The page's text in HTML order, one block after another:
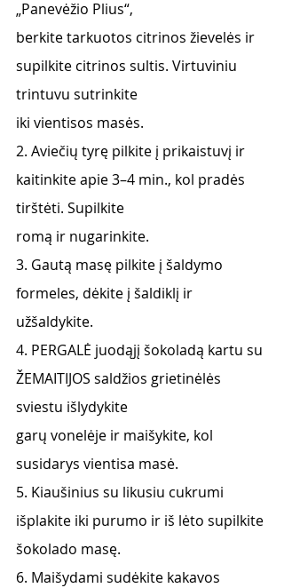
„Panevėžio Plius“,
berkite tarkuotos citrinos žievelės ir
supilkite citrinos sultis. Virtuviniu
trintuvu sutrinkite
iki vientisos masės.
2. Aviečių tyrę pilkite į prikaistuvį ir
kaitinkite apie 3–4 min., kol pradės
tirštėti. Supilkite
romą ir nugarinkite.
3. Gautą masę pilkite į šaldymo
formeles, dėkite į šaldiklį ir
užšaldykite.
4. PERGALĖ juodąjį šokoladą kartu su
ŽEMAITIJOS saldžios grietinėlės
sviestu išlydykite
garų vonelėje ir maišykite, kol
susidarys vientisa masė.
5. Kiaušinius su likusiu cukrumi
išplakite iki purumo ir iš lėto supilkite
šokolado masę.
6. Maišydami sudėkite kakavos